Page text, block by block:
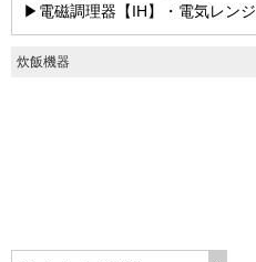
▶電磁調理器【IH】・電気レンジ
炊飯機器